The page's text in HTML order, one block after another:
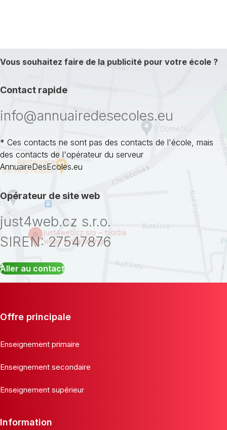
Vous souhaitez faire de la publicité pour votre école ?
Contact rapide
info@annuairedesecoles.eu
* Ces contacts ne sont pas des contacts de l'école, mais
des contacts de l'opérateur du serveur
AnnuaireDesEcoles.eu
Opérateur de site web
just4web.cz s.r.o.
SIREN: 27547876
Aller au contact
Offre principale
Enseignement primaire
Enseignement secondaire
Enseignement supérieur
Information